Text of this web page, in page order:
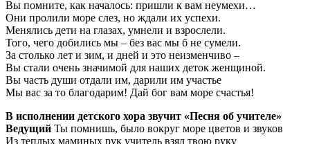
Вы помните, как началось: пришли к вам неумехи…
Они пролили море слез, но ждали их успехи.
Менялись дети на глазах, умнели и взрослели.
Того, чего добились мы – без вас мы б не сумели.
За столько лет и зим, и дней и это неизменчиво –
Вы стали очень значимой для наших деток женщиной.
Вы часть души отдали им, дарили им участье
Мы вас за то благодарим! Дай бог вам море счастья!
В исполнении детского хора звучит «Песня об учителе»
Ведущий Ты помнишь, было вокруг море цветов и звуков
Из теплых маминых рук учитель взял твою руку